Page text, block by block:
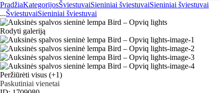
PradžiaKategorijosŠviestuvaiSieniniai šviestuvaiSieniniai šviestuvai
...ŠviestuvaiSieniniai šviestuvai
Rodyti galeriją
Peržiūrėti visus (+1)
Paskutiniai vienetai